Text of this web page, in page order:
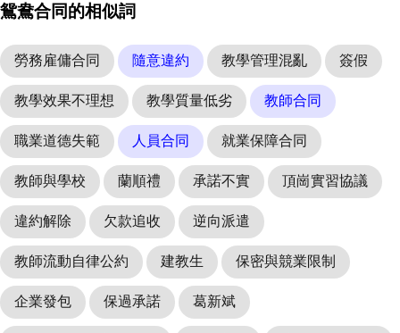
鴛鴦合同的相似詞
勞務雇傭合同 隨意違約 教學管理混亂 簽假
教學效果不理想 教學質量低劣 教師合同
職業道德失範 人員合同 就業保障合同
教師與學校 蘭順禮 承諾不實 頂崗實習協議
違約解除 欠款追收 逆向派遣
教師流動自律公約 建教生 保密與競業限制
企業發包 保過承諾 葛新斌